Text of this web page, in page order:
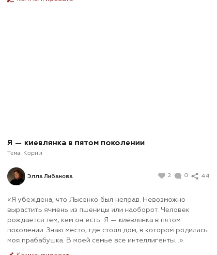
Я — киевлянка в пятом поколении
Тема: Корни
Элла Либанова 2 0 44
«Я убеждена, что Лысенко был неправ. Невозможно
вырастить ячмень из пшеницы или наоборот. Человек
рождается тем, кем он есть. Я — киевлянка в пятом
поколении. Знаю место, где стоял дом, в котором родилась
моя прабабушка. В моей семье все интеллигенты…»